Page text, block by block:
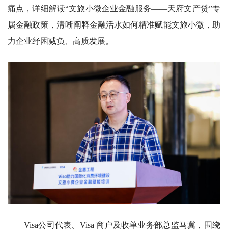
痛点，详细解读“文旅小微企业金融服务——天府文产贷”专
属金融政策，清晰阐释金融活水如何精准赋能文旅小微，助
力企业纾困减负、高质发展。
Visa公司代表、Visa 商户及收单业务部总监马冀，围绕